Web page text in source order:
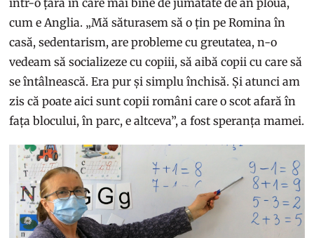
într-o țară în care mai bine de jumătate de an plouă,
cum e Anglia. „Mă săturasem să o țin pe Romina în
casă, sedentarism, are probleme cu greutatea, n-o
vedeam să socializeze cu copiii, să aibă copii cu care să
se întâlnească. Era pur și simplu închisă. Și atunci am
zis că poate aici sunt copii români care o scot afară în
fața blocului, în parc, e altceva”, a fost speranța mamei.